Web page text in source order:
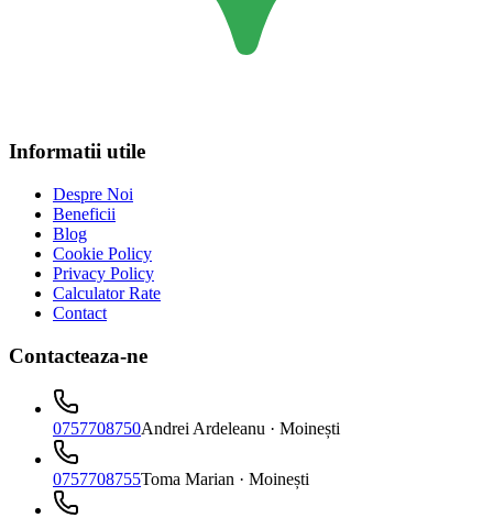
Informatii utile
Despre Noi
Beneficii
Blog
Cookie Policy
Privacy Policy
Calculator Rate
Contact
Contacteaza-ne
0757708750Andrei Ardeleanu · Moinești
0757708755Toma Marian · Moinești